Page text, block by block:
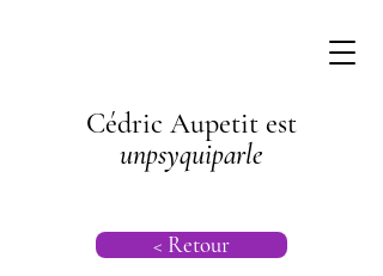
Cédric Aupetit est
unpsyquiparle
< Retour